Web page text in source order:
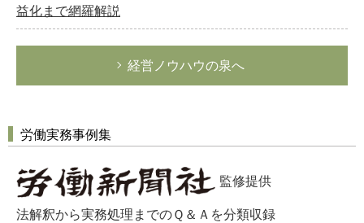
益化まで網羅解説
経営ノウハウの泉へ
労働実務事例集
監修提供
法解釈から実務処理までのＱ＆Ａを分類収録